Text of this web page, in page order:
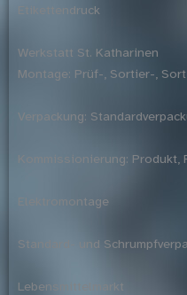
Etikettendruck
Werkstatt St. Katharinen
Montage: Prüf-, Sortier-,
Verpackung:
Kommissionierung:
Elektromontage
Standard- und
Lebensmittelmarkt